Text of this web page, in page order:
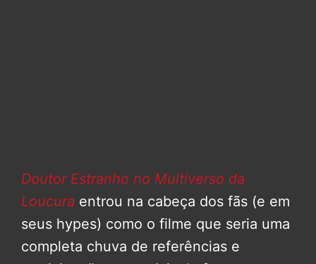
Doutor Estranho no Multiverso da
Loucura entrou na cabeça dos fãs (e em
seus hypes) como o filme que seria uma
completa chuva de referências e